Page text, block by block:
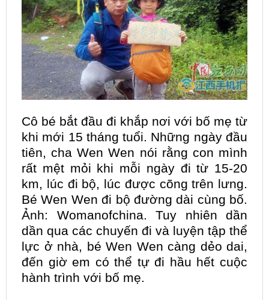
Cô bé bắt đầu đi khắp nơi với bố mẹ từ
khi mới 15 tháng tuổi. Những ngày đầu
tiên, cha Wen Wen nói rằng con mình
rất mệt mỏi khi mỗi ngày đi từ 15-20
km, lúc đi bộ, lúc được cõng trên lưng.
Bé Wen Wen đi bộ đường dài cùng bố.
Ảnh: Womanofchina. Tuy nhiên dần
dần qua các chuyến đi và luyện tập thể
lực ở nhà, bé Wen Wen càng dẻo dai,
đến giờ em có thể tự đi hầu hết cuộc
hành trình với bố mẹ.